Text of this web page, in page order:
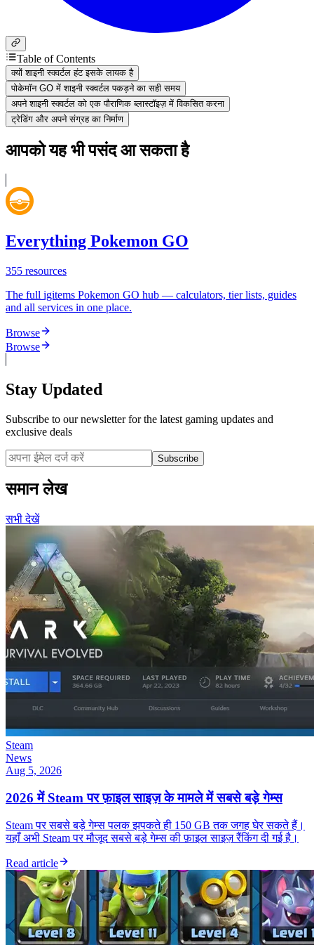
Table of Contents
क्यों शाइनी स्क्वर्टल हंट इसके लायक है
पोकेमॉन GO में शाइनी स्क्वर्टल पकड़ने का सही समय
अपने शाइनी स्क्वर्टल को एक पौराणिक ब्लास्टॉइज़ में विकसित करना
ट्रेडिंग और अपने संग्रह का निर्माण
आपको यह भी पसंद आ सकता है
Everything Pokemon GO
355 resources
The full igitems Pokemon GO hub — calculators, tier lists, guides
and all services in one place.
Browse
Browse
Stay Updated
Subscribe to our newsletter for the latest gaming updates and
exclusive deals
Subscribe
समान लेख
सभी देखें
Steam
News
Aug 5, 2026
2026 में Steam पर फ़ाइल साइज़ के मामले में सबसे बड़े गेम्स
Steam पर सबसे बड़े गेम्स पलक झपकते ही 150 GB तक जगह घेर सकते हैं।
यहाँ अभी Steam पर मौजूद सबसे बड़े गेम्स की फ़ाइल साइज़ रैंकिंग दी गई है।
Read article